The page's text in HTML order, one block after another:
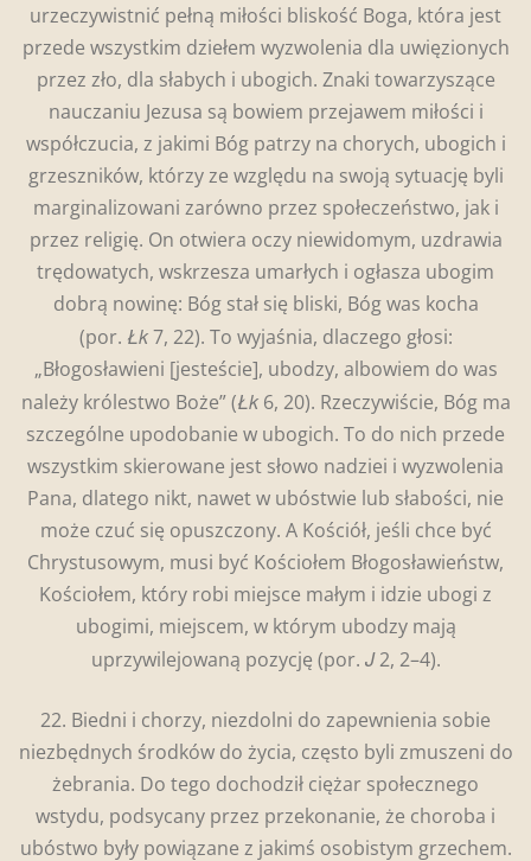
urzeczywistnić pełną miłości bliskość Boga, która jest
przede wszystkim dziełem wyzwolenia dla uwięzionych
przez zło, dla słabych i ubogich. Znaki towarzyszące
nauczaniu Jezusa są bowiem przejawem miłości i
współczucia, z jakimi Bóg patrzy na chorych, ubogich i
grzeszników, którzy ze względu na swoją sytuację byli
marginalizowani zarówno przez społeczeństwo, jak i
przez religię. On otwiera oczy niewidomym, uzdrawia
trędowatych, wskrzesza umarłych i ogłasza ubogim
dobrą nowinę: Bóg stał się bliski, Bóg was kocha
(por. Łk7, 22). To wyjaśnia, dlaczego głosi:
„Błogosławieni [jesteście], ubodzy, albowiem do was
należy królestwo Boże” (Łk6, 20). Rzeczywiście, Bóg ma
szczególne upodobanie w ubogich. To do nich przede
wszystkim skierowane jest słowo nadziei i wyzwolenia
Pana, dlatego nikt, nawet w ubóstwie lub słabości, nie
może czuć się opuszczony. A Kościół, jeśli chce być
Chrystusowym, musi być Kościołem Błogosławieństw,
Kościołem, który robi miejsce małym i idzie ubogi z
ubogimi, miejscem, w którym ubodzy mają
uprzywilejowaną pozycję (por. J2, 2–4).
22. Biedni i chorzy, niezdolni do zapewnienia sobie
niezbędnych środków do życia, często byli zmuszeni do
żebrania. Do tego dochodził ciężar społecznego
wstydu, podsycany przez przekonanie, że choroba i
ubóstwo były powiązane z jakimś osobistym grzechem.